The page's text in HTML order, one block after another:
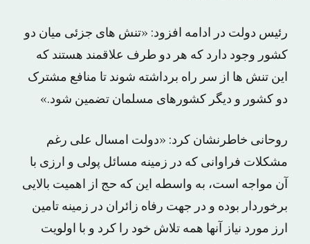
رئیس دولت در ادامه افزود: «تنش های جزئی میان دو
کشور وجود دارد که هر دو طرف علاقمند هستند که
این تنش ها از سر راه برداشته شوند تا منافع مشترک
دو کشور و دیگر کشورهای مسلمان تضمین شود.»
روحانی خاطرنشان کرد: «دولت امسال علی رغم
مشکلات فراوانی که در زمینه مسائل پولی و ارزی با
آن مواجه است، به واسطه این که حج از اهمیت بالایی
برخوردار بوده و در جهت رفاه زائران در زمینه تامین
ارز مورد نیاز آنها همه تلاش خود را کرد و با اولویت‌